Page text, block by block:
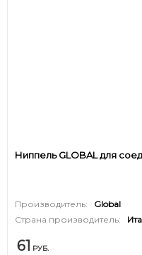
Ниппель GLOBAL для
Производитель:
Global
Страна производитель:
61 РУБ.